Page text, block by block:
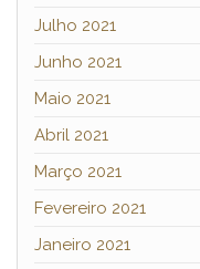
Julho 2021
Junho 2021
Maio 2021
Abril 2021
Março 2021
Fevereiro 2021
Janeiro 2021